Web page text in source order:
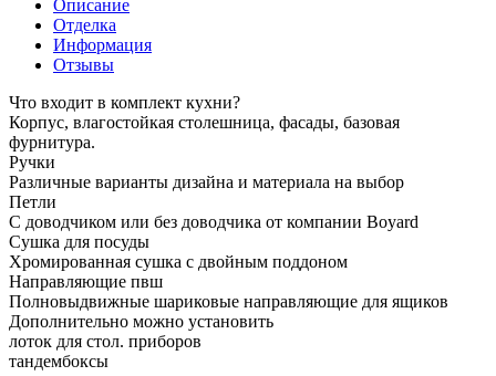
Описание
Отделка
Информация
Отзывы
Что входит в комплект кухни?
Корпус, влагостойкая столешница, фасады, базовая
фурнитура.
Ручки
Различные варианты дизайна и материала на выбор
Петли
С доводчиком или без доводчика от компании Boyard
Сушка для посуды
Хромированная сушка с двойным поддоном
Направляющие пвш
Полновыдвижные шариковые направляющие для ящиков
Дополнительно можно установить
лоток для стол. приборов
тандембоксы